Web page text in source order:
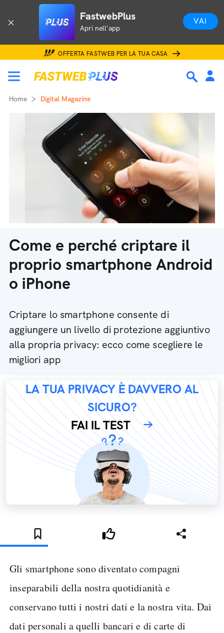
FastwebPlus
Apri nell'app
VAI
OFFERTA FASTWEB PER LA TUA CASA
Home Digital Magazine
Come e perché criptare il
proprio smartphone Android
o iPhone
Criptare lo smartphone consente di
aggiungere un livello di protezione aggiuntivo
alla propria privacy: ecco come scegliere le
migliori app
LA TUA PRIVACY È DAVVERO AL
SICURO?
FAI IL TEST
Gli smartphone sono diventato compagni
inseparabili della nostra quotidianità e
conservano tutti i nostri dati e la nostra vita. Dai
dati personali a quelli bancari e di carte di